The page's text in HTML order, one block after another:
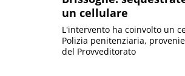
un cellulare
L'intervento ha coinvolto un
Polizia penitenziaria,
del Provveditorato